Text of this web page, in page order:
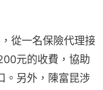
從一名保險代理接
元的收費，協助
。另外，陳富昆涉